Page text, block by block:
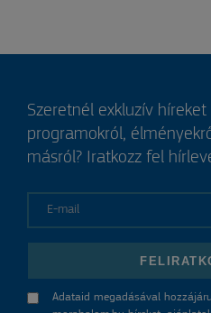
Szeretnél exkluzív
programokról,
másról? Iratkozz fel
Adataid megadásával